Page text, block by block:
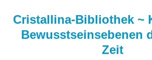
springen
Cristallina-Bibliothek ~
Bewusstseinsebenen
Zeit